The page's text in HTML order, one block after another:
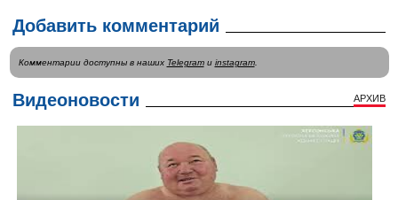
Добавить комментарий
Комментарии доступны в наших Telegramи instagram.
Видеоновости АРХИВ